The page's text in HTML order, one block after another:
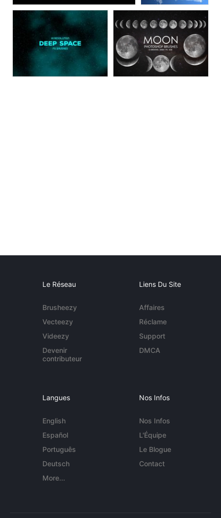
Le Réseau
Brusheezy
Vecteezy
Videezy
Devenir
contributeur
Liens Du Site
Affaires
Réclame
Support
DMCA
Langues
English
Español
Português
Deutsch
More...
Nos Infos
Nos Infos
L'Équipe
Le Blogue
Contact